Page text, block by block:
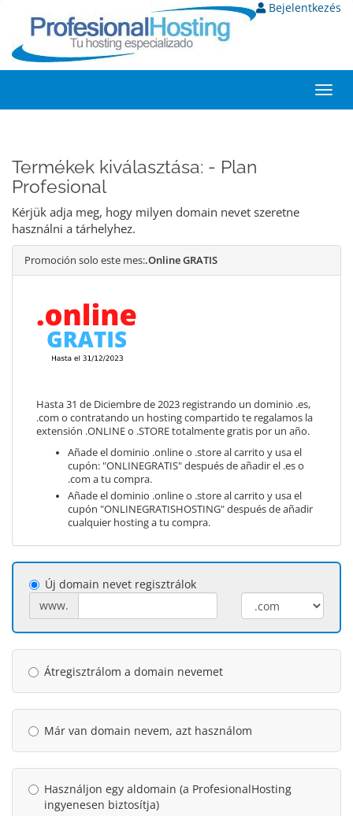
Bejelentkezés
Termékek kiválasztása: - Plan
Profesional
Kérjük adja meg, hogy milyen domain nevet szeretne
használni a tárhelyhez.
Promoción solo este mes:.Online GRATIS
Hasta 31 de Diciembre de 2023 registrando un dominio .es,
.com o contratando un hosting compartido te regalamos la
extensión .ONLINE o .STORE totalmente gratis por un año.
Añade el dominio .online o .store al carrito y usa el
cupón: "ONLINEGRATIS" después de añadir el .es o
.com a tu compra.
Añade el dominio .online o .store al carrito y usa el
cupón "ONLINEGRATISHOSTING" después de añadir
cualquier hosting a tu compra.
Új domain nevet regisztrálok
www.
Átregisztrálom a domain nevemet
Már van domain nevem, azt használom
Használjon egy aldomain (a ProfesionalHosting
ingyenesen biztosítja)